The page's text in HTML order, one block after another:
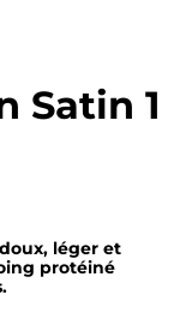
Satin 1
léger et
protéiné